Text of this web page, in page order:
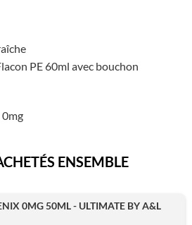
PE 60ml avec bouchon
0mg
ENSEMBLE
0MG 50ML - ULTIMATE BY A&L